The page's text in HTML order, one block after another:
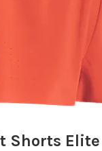
Shorts